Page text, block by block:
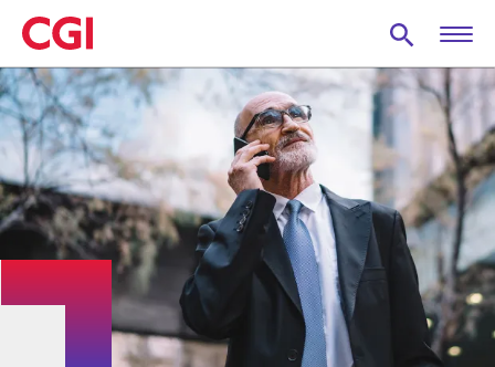
Skip
to
main
content